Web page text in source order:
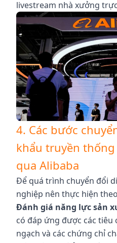
livestream nhà xưởng
4. Các bước
khẩu truyền
qua Alibaba
Để quá trình chuyển đổi
nghiệp nên thực hiện
Đánh giá năng lực sản
có đáp ứng được các tiêu
ngạch và các chứng chỉ